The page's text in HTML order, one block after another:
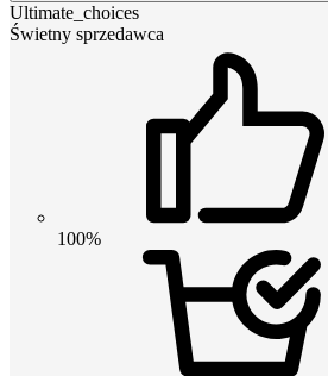
Ultimate_choices
Świetny sprzedawca
100%